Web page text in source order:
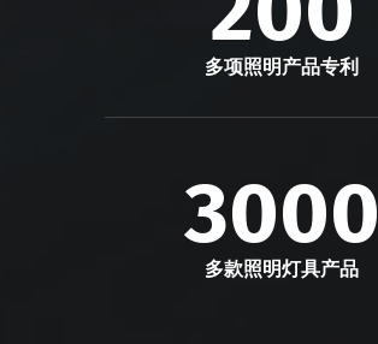
多项照明产品专利
3000
多款照明灯具产品